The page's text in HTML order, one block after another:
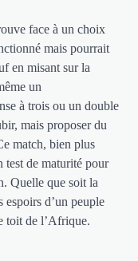
face à un choix
mais pourrait
en misant sur la
un
à trois ou un double
mais proposer du
match, bien plus
test de maturité pour
Quelle que soit la
espoirs d’un peuple
toit de l’Afrique.